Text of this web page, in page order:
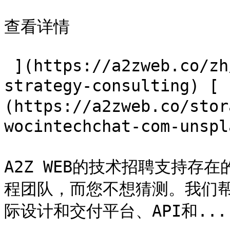
查看详情
strategy-consulting) [ ![
(https://a2zweb.co/
wocintechchat-com-
A2Z WEB的技术招聘支持存
程团队，而您不想猜测。我们
际设计和交付平台、API和...